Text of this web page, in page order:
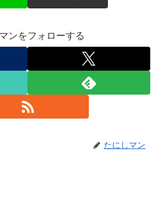
ンをフォローする
たにしマン